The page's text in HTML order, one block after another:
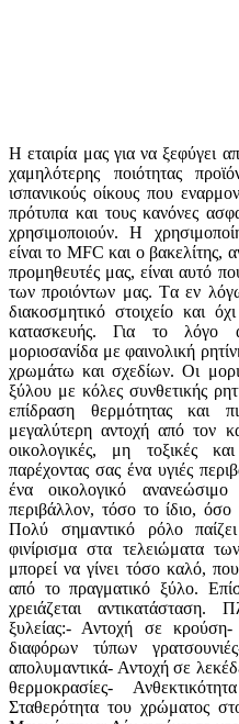
Η εταιρία μας για να ξεφύγει
χαμηλότερης ποιότητας
ισπανικούς οίκους που
πρότυπα και τους κανόνες
χρησιμοποιούν. Η
είναι το MFC και ο βακελίτης,
προμηθευτές μας, είναι αυτό
των προιόντων μας. Tα εν
διακοσμητικό στοιχείο και
κατασκευής. Για το λόγο
μοριοσανίδα με φαινολική
χρωμάτω και σχεδίων. Οι
ξύλου με κόλες συνθετικής
επίδραση θερμότητας και
μεγαλύτερη αντοχή από τον
οικολογικές, μη τοξικές
παρέχοντας σας ένα υγιές
ένα οικολογικό
περιβάλλον, τόσο το ίδιο,
Πολύ σημαντικό ρόλο
φινίρισμα στα τελειώματα
μπορεί να γίνει τόσο καλό,
από το πραγματικό ξύλο.
χρειάζεται αντικατάσταση.
ξυλείας:- Αντοχή σε
διαφόρων τύπων
απολυμαντικά- Αντοχή σε
θερμοκρασίες-
Σταθερότητα του χρώματος